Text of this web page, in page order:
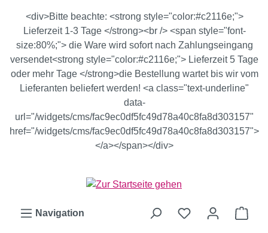
Zum Hauptinhalt springen
<div>Bitte beachte: <strong style="color:#c2116e;">
Lieferzeit 1-3 Tage </strong><br /> <span style="font-
size:80%;"> die Ware wird sofort nach Zahlungseingang
versendet<strong style="color:#c2116e;"> Lieferzeit 5 Tage
oder mehr Tage </strong>die Bestellung wartet bis wir vom
Lieferanten beliefert werden! <a class="text-underline"
data-
url="/widgets/cms/fac9ec0df5fc49d78a40c8fa8d303157"
href="/widgets/cms/fac9ec0df5fc49d78a40c8fa8d303157">
</a></span></div>
Navigation